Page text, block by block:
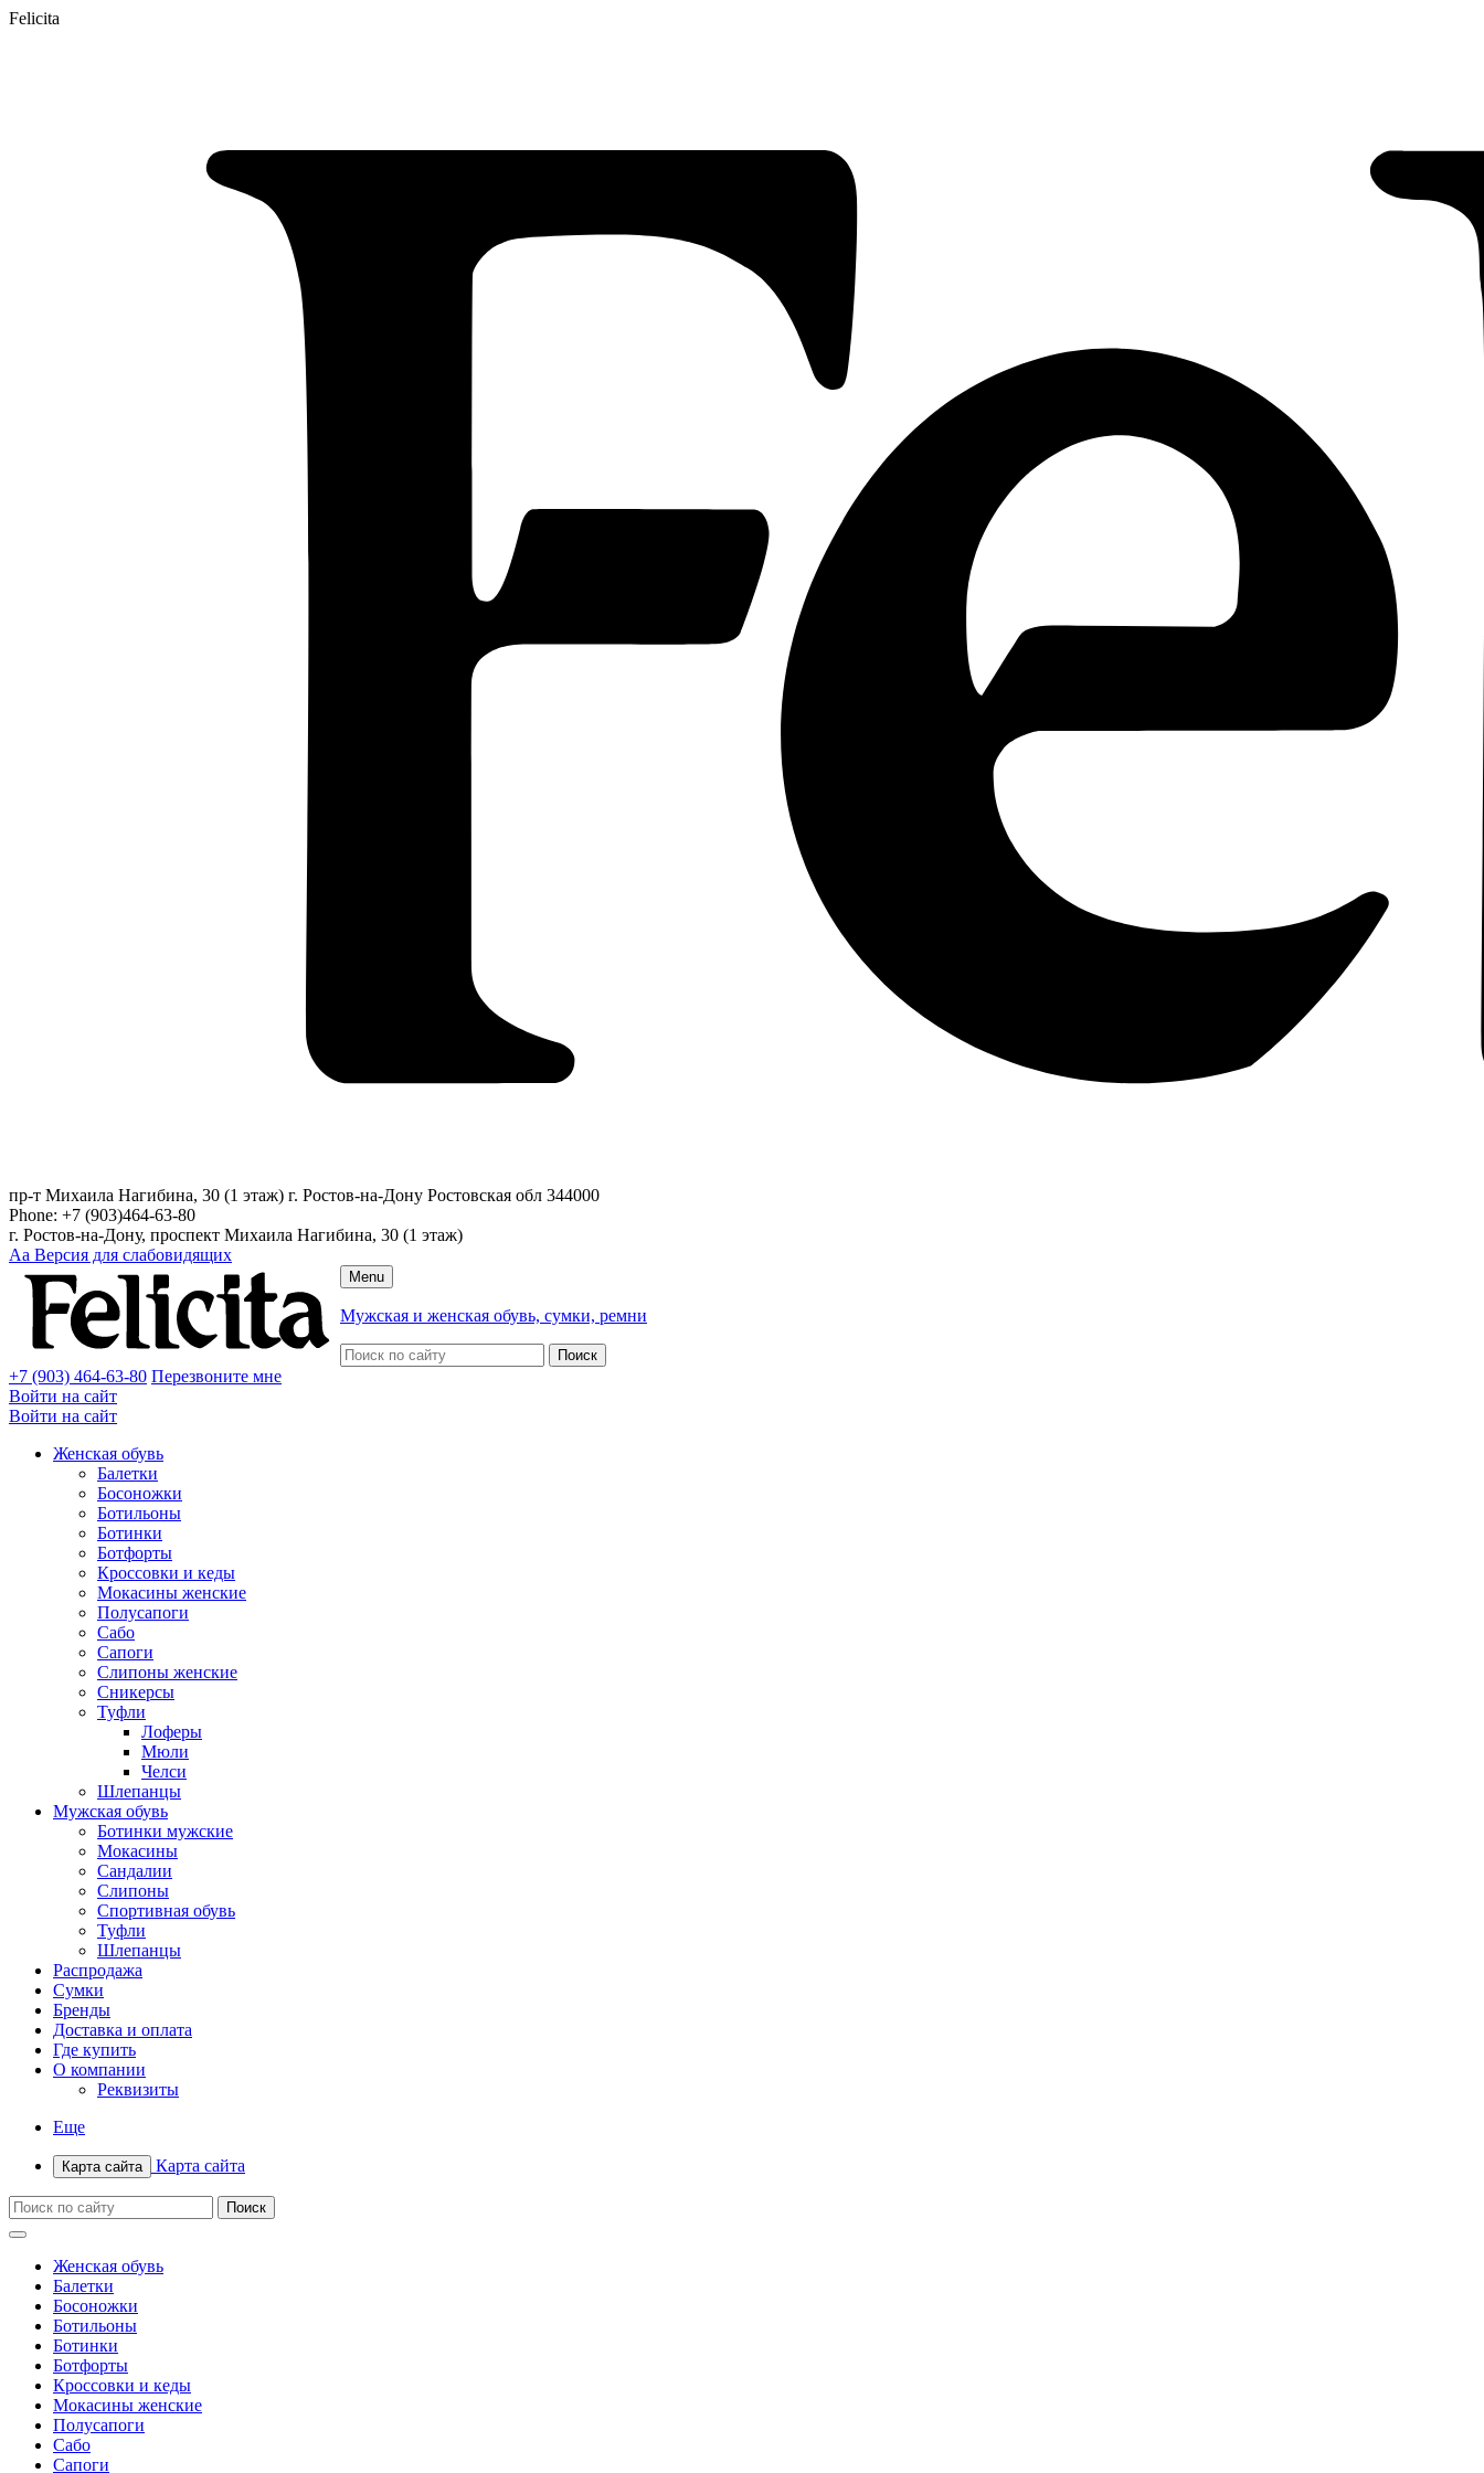
Felicita
пр-т Михаила Нагибина, 30 (1 этаж) г. Ростов-на-Дону Ростовская обл 344000
Phone: +7 (903)464-63-80
г. Ростов-на-Дону, проспект Михаила Нагибина, 30 (1 этаж)
Аа Версия для слабовидящих
Menu
Мужская и женская обувь, сумки, ремни
+7 (903) 464-63-80 Перезвоните мне
Войти на сайт
Войти на сайт
Женская обувь
Балетки
Босоножки
Ботильоны
Ботинки
Ботфорты
Кроссовки и кеды
Мокасины женские
Полусапоги
Сабо
Сапоги
Слипоны женские
Сникерсы
Туфли
Лоферы
Мюли
Челси
Шлепанцы
Мужская обувь
Ботинки мужские
Мокасины
Сандалии
Слипоны
Спортивная обувь
Туфли
Шлепанцы
Распродажа
Сумки
Бренды
Доставка и оплата
Где купить
О компании
Реквизиты
Еще
Карта сайта Карта сайта
Женская обувь
Балетки
Босоножки
Ботильоны
Ботинки
Ботфорты
Кроссовки и кеды
Мокасины женские
Полусапоги
Сабо
Сапоги